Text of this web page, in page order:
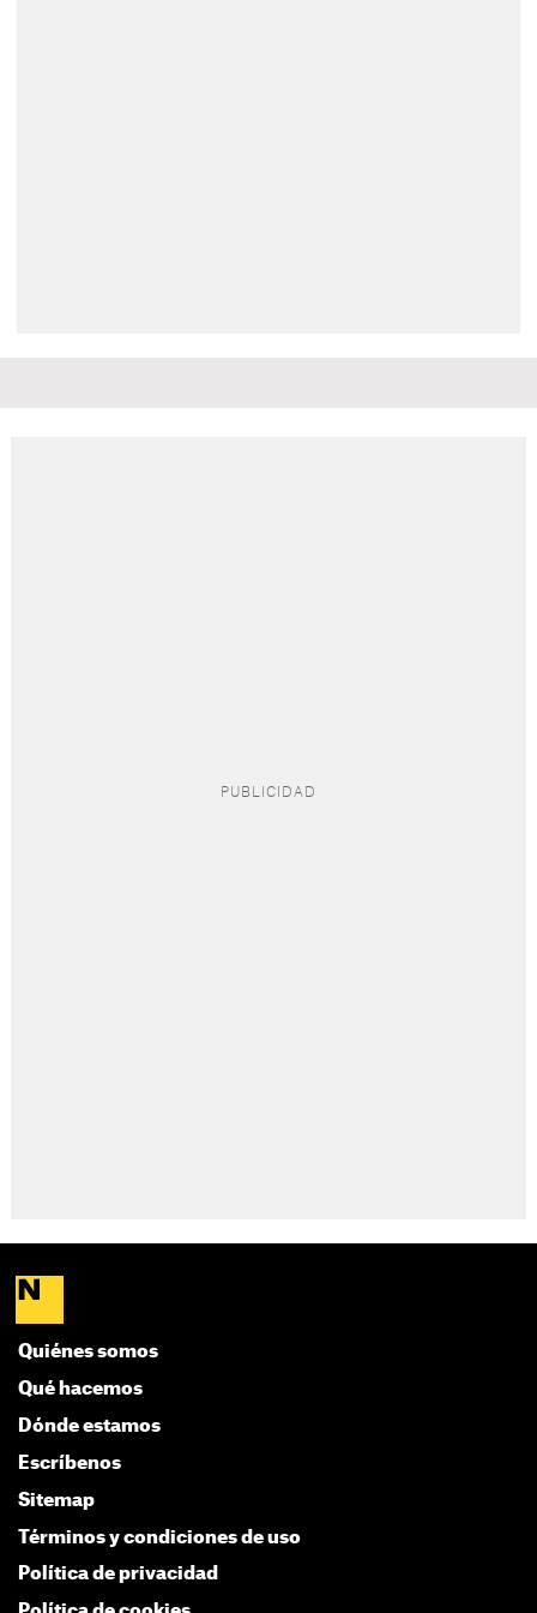
Quiénes somos
Qué hacemos
Dónde estamos
Escríbenos
Sitemap
Términos y condiciones de uso
Política de privacidad